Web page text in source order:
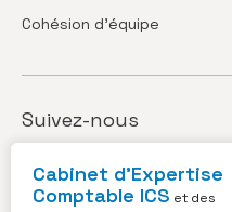
Cohésion d’équipe
Suivez-nous
JOBS
Cabinet d’Expertise
Comptable ICS et des